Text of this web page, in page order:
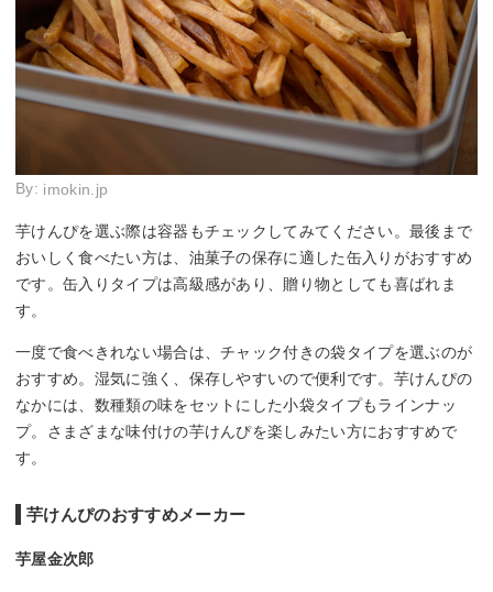
By: imokin.jp
芋けんぴを選ぶ際は容器もチェックしてみてください。最後まで
おいしく食べたい方は、油菓子の保存に適した缶入りがおすすめ
です。缶入りタイプは高級感があり、贈り物としても喜ばれま
す。
一度で食べきれない場合は、チャック付きの袋タイプを選ぶのが
おすすめ。湿気に強く、保存しやすいので便利です。芋けんぴの
なかには、数種類の味をセットにした小袋タイプもラインナッ
プ。さまざまな味付けの芋けんぴを楽しみたい方におすすめで
す。
芋けんぴのおすすめメーカー
芋屋金次郎